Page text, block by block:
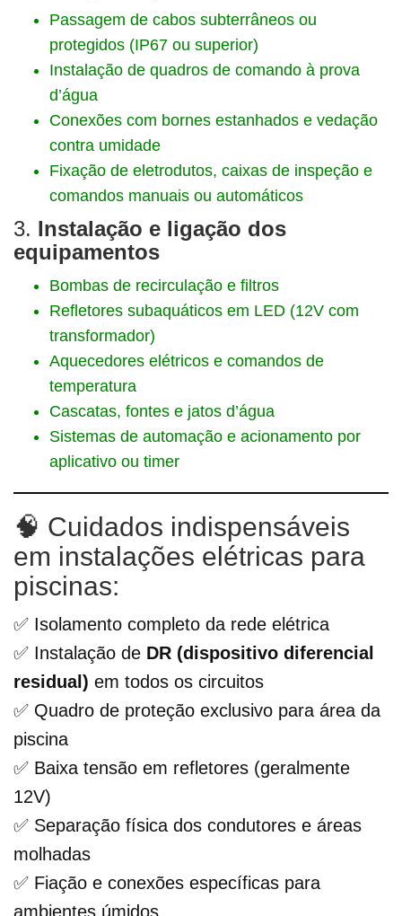
Passagem de cabos subterrâneos ou
protegidos (IP67 ou superior)
Instalação de quadros de comando à prova
d’água
Conexões com bornes estanhados e vedação
contra umidade
Fixação de eletrodutos, caixas de inspeção e
comandos manuais ou automáticos
3. Instalação e ligação dos
equipamentos
Bombas de recirculação e filtros
Refletores subaquáticos em LED (12V com
transformador)
Aquecedores elétricos e comandos de
temperatura
Cascatas, fontes e jatos d’água
Sistemas de automação e acionamento por
aplicativo ou timer
🧠 Cuidados indispensáveis
em instalações elétricas para
piscinas:
✅ Isolamento completo da rede elétrica
✅ Instalação de DR (dispositivo diferencial
residual) em todos os circuitos
✅ Quadro de proteção exclusivo para área da
piscina
✅ Baixa tensão em refletores (geralmente
12V)
✅ Separação física dos condutores e áreas
molhadas
✅ Fiação e conexões específicas para
ambientes úmidos